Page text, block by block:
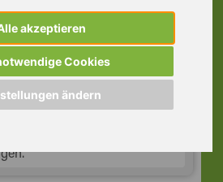
akzeptieren
Cookies
ändern
d) SMD/ESD, Seevetal